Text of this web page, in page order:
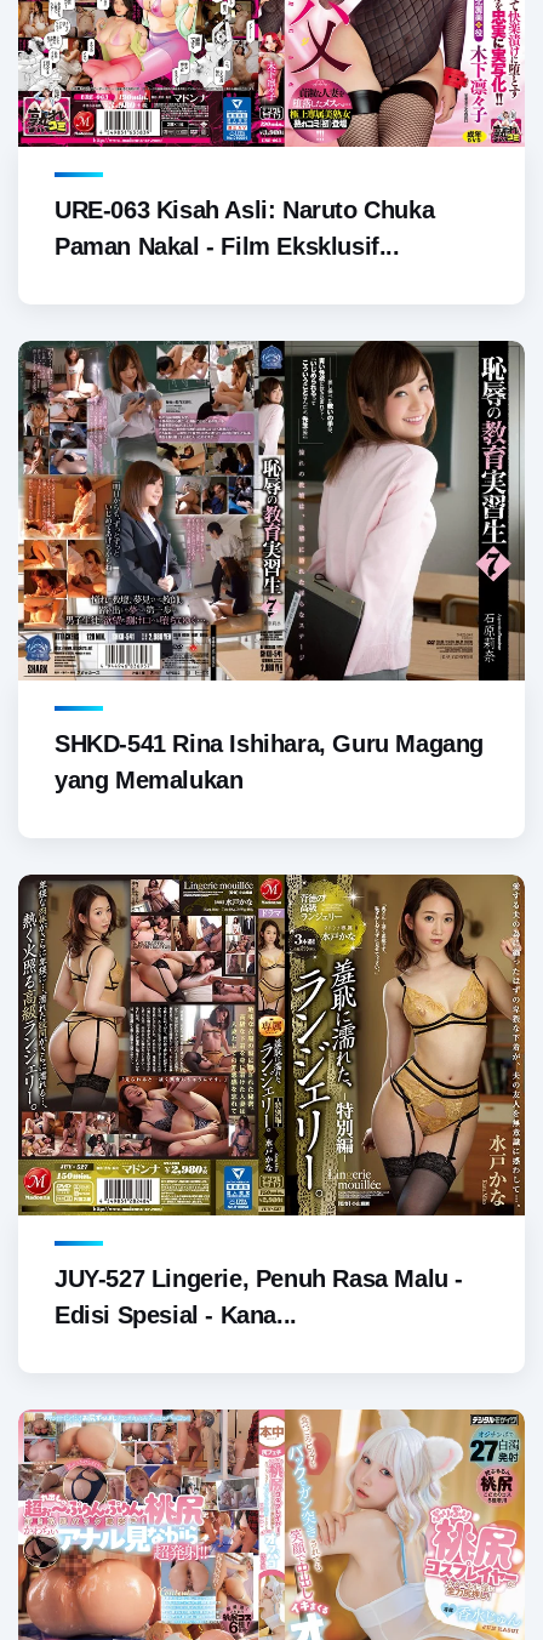
URE-063 Kisah Asli: Naruto Chuka
Paman Nakal - Film Eksklusif...
SHKD-541 Rina Ishihara, Guru Magang
yang Memalukan
JUY-527 Lingerie, Penuh Rasa Malu -
Edisi Spesial - Kana...